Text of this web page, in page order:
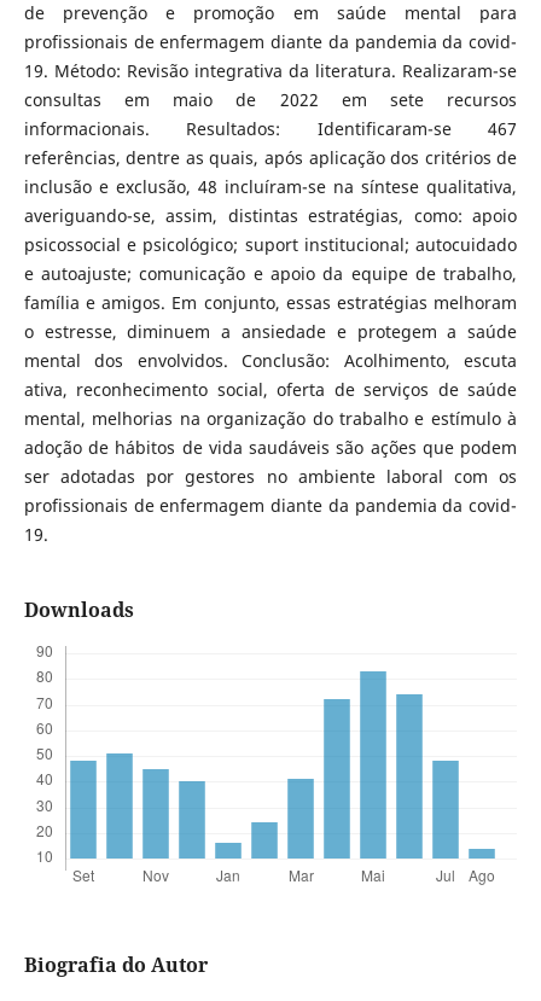
de prevenção e promoção em saúde mental para
profissionais de enfermagem diante da pandemia da covid-
19. Método: Revisão integrativa da literatura. Realizaram-se
consultas em maio de 2022 em sete recursos
informacionais. Resultados: Identificaram-se 467
referências, dentre as quais, após aplicação dos critérios de
inclusão e exclusão, 48 incluíram-se na síntese qualitativa,
averiguando-se, assim, distintas estratégias, como: apoio
psicossocial e psicológico; suport institucional; autocuidado
e autoajuste; comunicação e apoio da equipe de trabalho,
família e amigos. Em conjunto, essas estratégias melhoram
o estresse, diminuem a ansiedade e protegem a saúde
mental dos envolvidos. Conclusão: Acolhimento, escuta
ativa, reconhecimento social, oferta de serviços de saúde
mental, melhorias na organização do trabalho e estímulo à
adoção de hábitos de vida saudáveis são ações que podem
ser adotadas por gestores no ambiente laboral com os
profissionais de enfermagem diante da pandemia da covid-
19.
Downloads
Biografia do Autor